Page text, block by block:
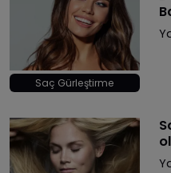
Saç Gürleştirme